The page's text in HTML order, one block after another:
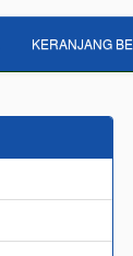
KERANJANG